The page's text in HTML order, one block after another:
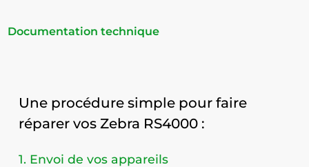
Documentation technique
Une procédure simple pour faire
réparer vos Zebra RS4000 :
1. Envoi de vos appareils